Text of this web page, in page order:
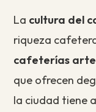
La cultura del
riqueza
cafeterías
que ofrecen
la ciudad tiene